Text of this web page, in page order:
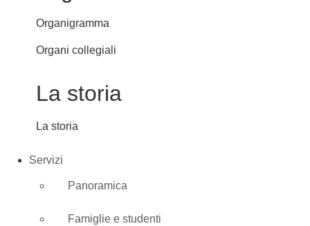
Organigramma
Organi collegiali
La storia
La storia
Servizi
Panoramica
Famiglie e studenti